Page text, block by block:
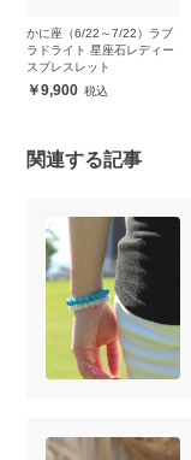
かに座（6/22～7/22）ラブ
ラドライト 星座石レディー
スブレスレット
9,900
関連する記事